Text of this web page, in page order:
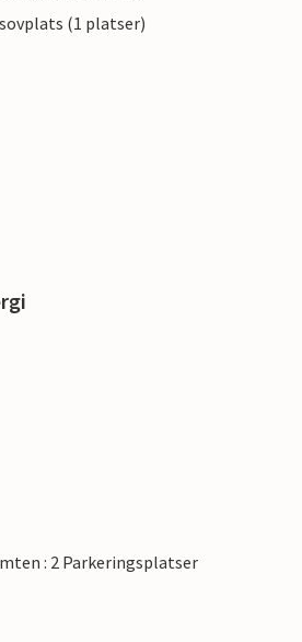
(1 platser)
: 2 Parkeringsplatser